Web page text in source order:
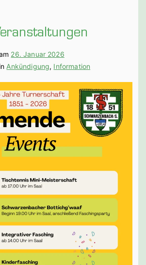
26. Januar 2026
Ankündigung, Information